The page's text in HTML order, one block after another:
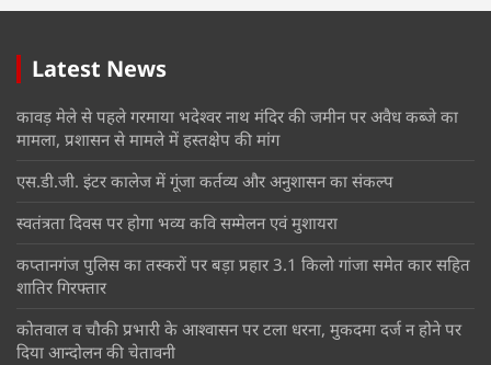
Latest News
कावड़ मेले से पहले गरमाया भदेश्वर नाथ मंदिर की जमीन पर अवैध कब्जे का
मामला, प्रशासन से मामले में हस्तक्षेप की मांग
एस.डी.जी. इंटर कालेज में गूंजा कर्तव्य और अनुशासन का संकल्प
स्वतंत्रता दिवस पर होगा भव्य कवि सम्मेलन एवं मुशायरा
कप्तानगंज पुलिस का तस्करों पर बड़ा प्रहार 3.1 किलो गांजा समेत कार सहित
शातिर गिरफ्तार
कोतवाल व चौकी प्रभारी के आश्वासन पर टला धरना, मुकदमा दर्ज न होने पर
दिया आन्दोलन की चेतावनी